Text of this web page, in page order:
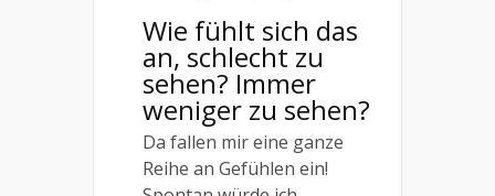
Wie fühlt sich das
an, schlecht zu
sehen? Immer
weniger zu sehen?
Da fallen mir eine ganze
Reihe an Gefühlen ein!